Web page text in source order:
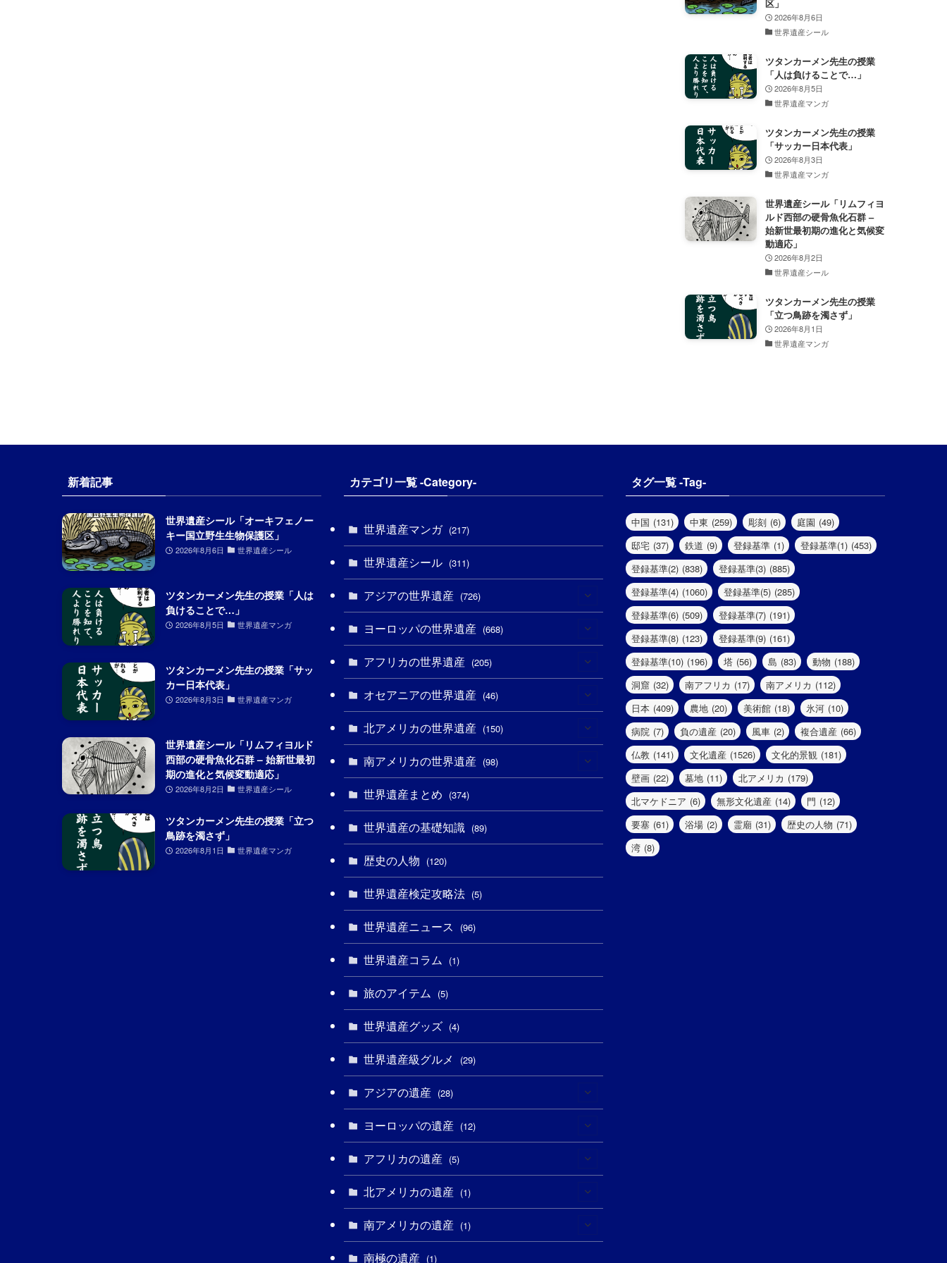
区」
2026年8月6日
世界遺産シール
ツタンカーメン先生の授業
「人は負けることで…」
2026年8月5日
世界遺産マンガ
ツタンカーメン先生の授業
「サッカー日本代表」
2026年8月3日
世界遺産マンガ
世界遺産シール「リムフィヨ
ルド西部の硬骨魚化石群 –
始新世最初期の進化と気候変
動適応」
2026年8月2日
世界遺産シール
ツタンカーメン先生の授業
「立つ鳥跡を濁さず」
2026年8月1日
世界遺産マンガ
新着記事
世界遺産シール「オーキフェノー
キー国立野生生物保護区」
2026年8月6日 世界遺産シール
ツタンカーメン先生の授業「人は
負けることで…」
2026年8月5日 世界遺産マンガ
ツタンカーメン先生の授業「サッ
カー日本代表」
2026年8月3日 世界遺産マンガ
世界遺産シール「リムフィヨルド
西部の硬骨魚化石群 – 始新世最初
期の進化と気候変動適応」
2026年8月2日 世界遺産シール
ツタンカーメン先生の授業「立つ
鳥跡を濁さず」
2026年8月1日 世界遺産マンガ
カテゴリ一覧 -Category-
世界遺産マンガ (217)
世界遺産シール (311)
アジアの世界遺産 (726)
(6)
(3)
(10)
(10)
(32)
(49)
(5)
(6)
(14)
(18)
(3)
(7)
ヨーロッパの世界遺産 (668)
(4)
(3)
(6)
(1)
(43)
(109)
(4)
(20)
(13)
(3)
(13)
(2)
(5)
(16)
(62)
アフリカの世界遺産 (205)
(8)
(1)
(32)
(13)
(2)
(2)
(2)
(2)
(1)
(9)
(5)
(2)
(2)
オセアニアの世界遺産 (46)
(25)
(6)
(1)
(1)
(1)
(1)
北アメリカの世界遺産 (150)
(31)
(27)
(10)
(5)
(1)
(1)
(7)
(2)
南アメリカの世界遺産 (98)
(4)
(9)
(3)
(8)
(27)
(5)
(19)
(8)
世界遺産まとめ (374)
世界遺産の基礎知識 (89)
歴史の人物 (120)
世界遺産検定攻略法 (5)
世界遺産ニュース (96)
世界遺産コラム (1)
旅のアイテム (5)
世界遺産グッズ (4)
世界遺産級グルメ (29)
アジアの遺産 (28)
(1)
(1)
ヨーロッパの遺産 (12)
(2)
(1)
(1)
アフリカの遺産 (5)
(3)
北アメリカの遺産 (1)
(1)
(1)
南アメリカの遺産 (1)
(1)
南極の遺産 (1)
タグ一覧 -Tag-
中国 (131) 中東 (259) 彫刻 (6) 庭園 (49)
邸宅 (37) 鉄道 (9) 登録基準 (1) 登録基準(1) (453)
登録基準(2) (838) 登録基準(3) (885)
登録基準(4) (1060) 登録基準(5) (285)
登録基準(6) (509) 登録基準(7) (191)
登録基準(8) (123) 登録基準(9) (161)
登録基準(10) (196) 塔 (56) 島 (83) 動物 (188)
洞窟 (32) 南アフリカ (17) 南アメリカ (112)
日本 (409) 農地 (20) 美術館 (18) 氷河 (10)
病院 (7) 負の遺産 (20) 風車 (2) 複合遺産 (66)
仏教 (141) 文化遺産 (1526) 文化的景観 (181)
壁画 (22) 墓地 (11) 北アメリカ (179)
北マケドニア (6) 無形文化遺産 (14) 門 (12)
要塞 (61) 浴場 (2) 霊廟 (31) 歴史の人物 (71)
湾 (8)